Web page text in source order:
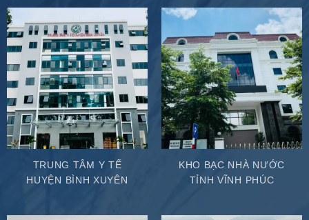
TRUNG TÂM Y TẾ
HUYỆN BÌNH XUYÊN
KHO BẠC NHÀ NƯỚC
TỈNH VĨNH PHÚC